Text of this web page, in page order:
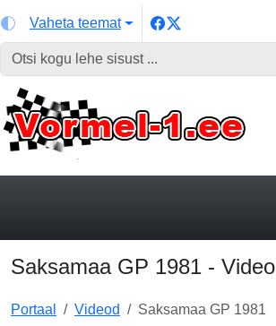
Vaheta teemat
Saksamaa GP 1981 - Video
Portaal Videod Saksamaa GP 1981